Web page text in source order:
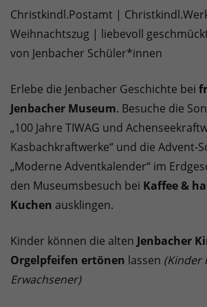
Christkindl.Postamt |
Weihnachtszug | liebevoll
von Jenbacher Schüler*innen
Erlebe die Jenbacher Geschichte bei
Jenbacher Museum. Besuche die
„100 Jahre TIWAG und
Kasbachkraftwerke“ und die Advent-
„Moderne Adventkalender“ im
den Museumsbesuch bei Kaffee &
Kuchen ausklingen.
Kinder können die alten Jenbacher
Orgelpfeifen ertönen lassen (Kinder
Erwachsener)